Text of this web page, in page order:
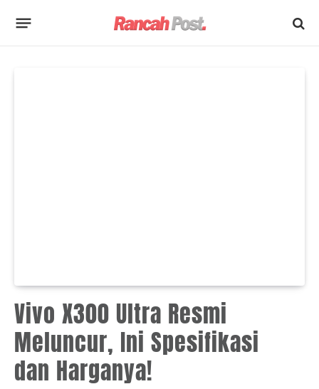
Vivo X300 Ultra Resmi
Meluncur, Ini Spesifikasi
dan Harganya!